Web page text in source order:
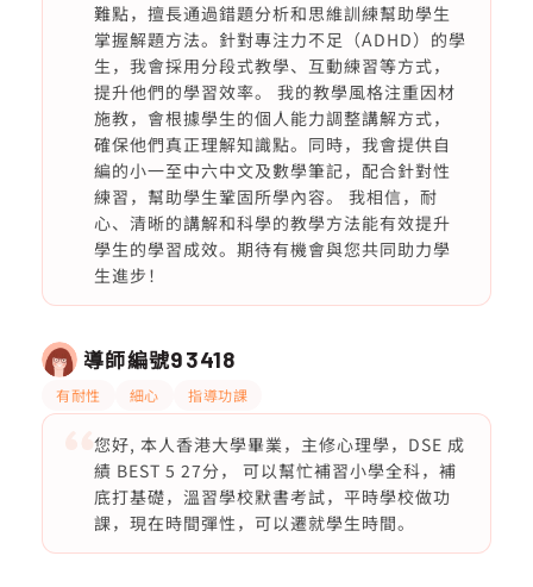
難點，擅長通過錯題分析和思維訓練幫助學生
掌握解題方法。針對專注力不足（ADHD）的學
生，我會採用分段式教學、互動練習等方式，
提升他們的學習效率。 我的教學風格注重因材
施教，會根據學生的個人能力調整講解方式，
確保他們真正理解知識點。同時，我會提供自
編的小一至中六中文及數學筆記，配合針對性
練習，幫助學生鞏固所學內容。 我相信，耐
心、清晰的講解和科學的教學方法能有效提升
學生的學習成效。期待有機會與您共同助力學
生進步！
導師編號93418
有耐性 細心 指導功課
您好, 本人香港大學畢業，主修心理學，DSE 成
績 BEST 5 27分， 可以幫忙補習小學全科，補
底打基礎，溫習學校默書考試，平時學校做功
課，現在時間彈性，可以遷就學生時間。